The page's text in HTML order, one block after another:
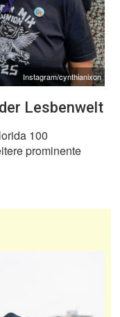
Instagram/cynthianixon
Lesbenwelt
100
prominente